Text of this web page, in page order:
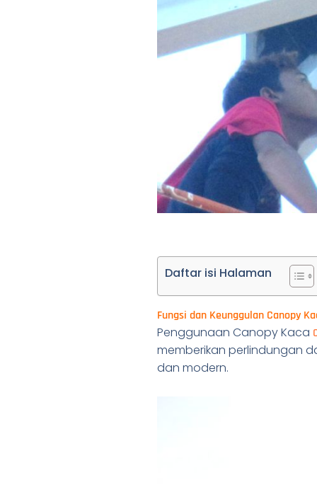
Daftar isi Halaman
Fungsi dan Keunggulan Canopy
Penggunaan Canopy Kaca
memberikan perlindungan
dan modern.